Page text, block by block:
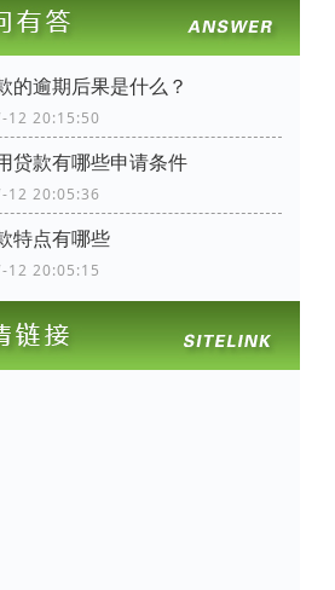
的逾期后果是什么？
12 20:15:50
贷款有哪些申请条件
12 20:05:36
特点有哪些
12 20:05:15